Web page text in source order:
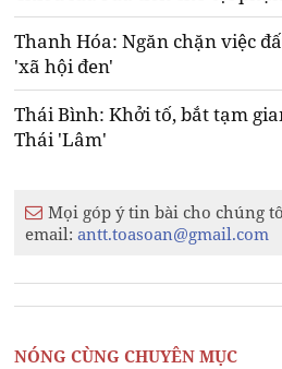
Thanh Hóa: Ngăn chặn việc
'xã hội đen'
Thái Bình: Khởi tố, bắt tạm
Thái 'Lâm'
Mọi góp ý tin bài cho chúng
email:antt.toasoan@gmail.com
NÓNG CÙNG CHUYÊN MỤC